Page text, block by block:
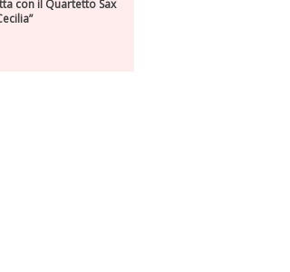
con il Quartetto Sax